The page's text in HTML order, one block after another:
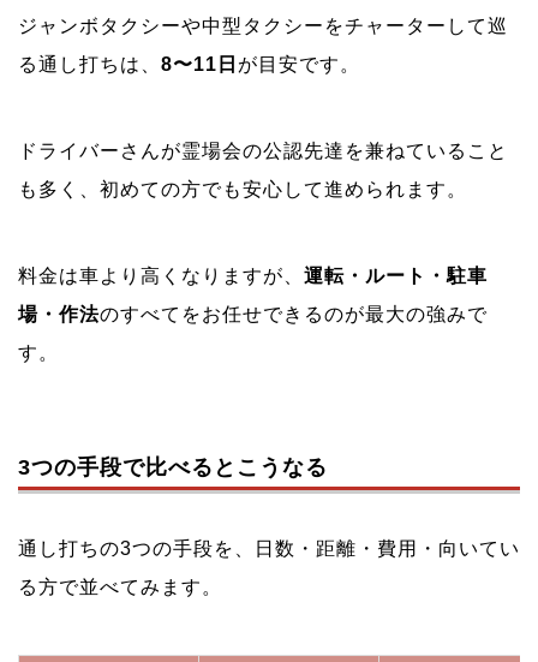
ジャンボタクシーや中型タクシーをチャーターして巡
る通し打ちは、 8〜11日 が目安です。
ドライバーさんが霊場会の公認先達を兼ねていること
も多く、初めての方でも安心して進められます。
料金は車より高くなりますが、 運転・ルート・駐車
場・作法のすべてをお任せできるのが最大の強みで
す。
3つの手段で比べるとこうなる
通し打ちの3つの手段を、日数・距離・費用・向いてい
る方で並べてみます。